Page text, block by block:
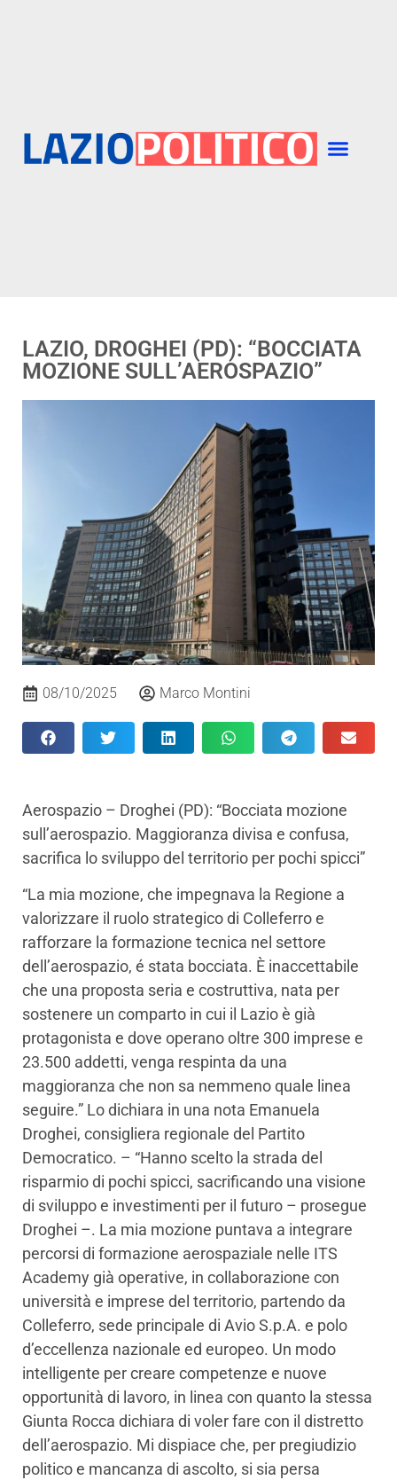
LAZIO, DROGHEI (PD): “BOCCIATA
MOZIONE SULL’AEROSPAZIO”
08/10/2025 Marco Montini
Aerospazio – Droghei (PD): “Bocciata mozione
sull’aerospazio. Maggioranza divisa e confusa,
sacrifica lo sviluppo del territorio per pochi spicci”
“La mia mozione, che impegnava la Regione a
valorizzare il ruolo strategico di Colleferro e
rafforzare la formazione tecnica nel settore
dell’aerospazio, é stata bocciata. È inaccettabile
che una proposta seria e costruttiva, nata per
sostenere un comparto in cui il Lazio è già
protagonista e dove operano oltre 300 imprese e
23.500 addetti, venga respinta da una
maggioranza che non sa nemmeno quale linea
seguire.” Lo dichiara in una nota Emanuela
Droghei, consigliera regionale del Partito
Democratico. – “Hanno scelto la strada del
risparmio di pochi spicci, sacrificando una visione
di sviluppo e investimenti per il futuro – prosegue
Droghei –. La mia mozione puntava a integrare
percorsi di formazione aerospaziale nelle ITS
Academy già operative, in collaborazione con
università e imprese del territorio, partendo da
Colleferro, sede principale di Avio S.p.A. e polo
d’eccellenza nazionale ed europeo. Un modo
intelligente per creare competenze e nuove
opportunità di lavoro, in linea con quanto la stessa
Giunta Rocca dichiara di voler fare con il distretto
dell’aerospazio. Mi dispiace che, per pregiudizio
politico e mancanza di ascolto, si sia persa